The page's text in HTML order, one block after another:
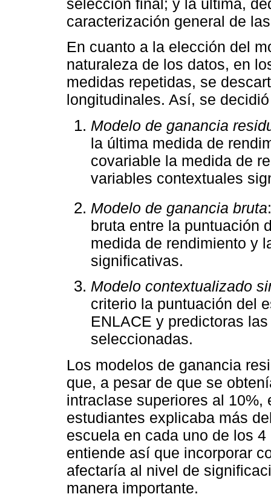
selección final; y la última,
caracterización general de
En cuanto a la elección del
naturaleza de los datos, en
medidas repetidas, se
longitudinales. Así, se
Modelo de ganancia
la última medida de
covariable la medida de
variables contextuales
Modelo de ganancia bruta
bruta entre la puntuación
medida de rendimiento y
significativas.
Modelo contextualizado
criterio la puntuación del
ENLACE y predictoras
seleccionadas.
Los modelos de ganancia
que, a pesar de que se
intraclase superiores al
estudiantes explicaba más
escuela en cada uno de los
entiende así que incorporar
afectaría al nivel de
manera importante.